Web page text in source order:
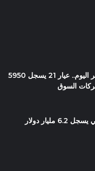
أسعار الذهب في مصر اليوم.. عيار 21 يسجل 5950
السوق
دولار